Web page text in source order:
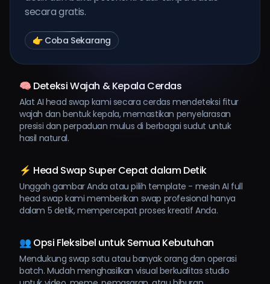
secara gratis.
👉 Coba Sekarang
🧠 Deteksi Wajah & Kepala Cerdas
Alat AI head swap kami secara cerdas mendeteksi fitur
wajah dan bentuk kepala, memastikan penyelarasan
presisi dan perpaduan mulus di berbagai sudut untuk
hasil natural.
⚡ Head Swap Super Cepat dalam Detik
Unggah gambar Anda atau pilih template - mesin AI full
head swap kami memberikan swap profesional hanya
dalam 5 detik, mempercepat proses kreatif Anda.
👥 Opsi Fleksibel untuk Semua Kebutuhan
Mendukung swap satu atau banyak orang dan operasi
batch. Mudah menghasilkan visual berkualitas studio